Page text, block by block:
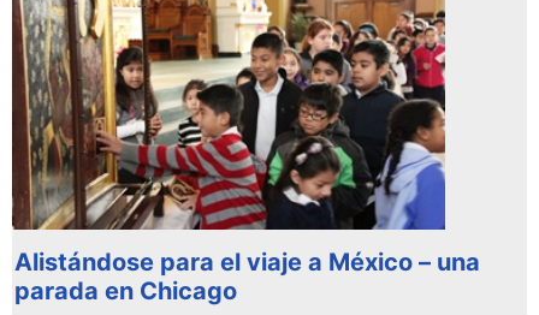
Alistándose para el viaje a México – una
parada en Chicago